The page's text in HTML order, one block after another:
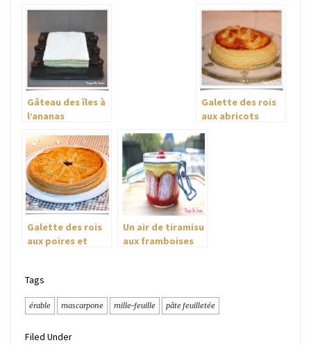
Gâteau des îles à
l’ananas
Galette des rois
aux abricots
Galette des rois
aux poires et
Un air de tiramisu
aux framboises
Tags
érable mascarpone mille-feuille pâte feuilletée
Filed Under